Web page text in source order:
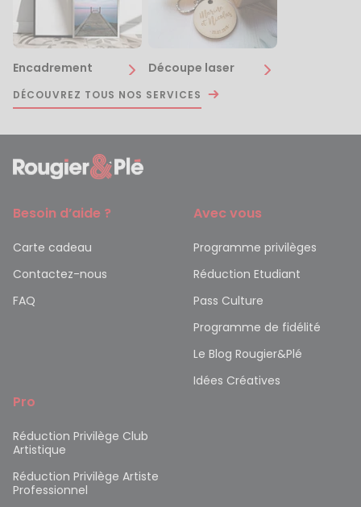
Encadrement Découpe laser
DÉCOUVREZ TOUS NOS SERVICES
Besoin d’aide ?
Carte cadeau
Contactez-nous
FAQ
Avec vous
Programme privilèges
Réduction Etudiant
Pass Culture
Programme de fidélité
Le Blog Rougier&Plé
Idées Créatives
Pro
Réduction Privilège Club
Artistique
Réduction Privilège Artiste
Professionnel